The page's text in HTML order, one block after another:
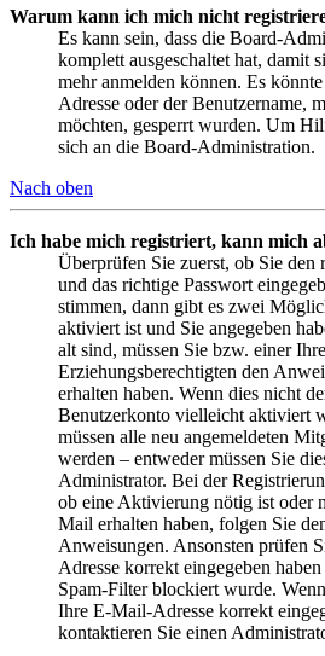
Warum kann ich mich nicht
Es kann sein, dass die Board-
komplett ausgeschaltet hat, damit
mehr anmelden können. Es
Adresse oder der Benutzername,
möchten, gesperrt wurden. Um
sich an die Board-Administration.
Nach oben
Ich habe mich registriert, kann mich
Überprüfen Sie zuerst, ob Sie den
und das richtige Passwort
stimmen, dann gibt es zwei
aktiviert ist und Sie angegeben
alt sind, müssen Sie bzw. einer
Erziehungsberechtigten den
erhalten haben. Wenn dies nicht
Benutzerkonto vielleicht aktiviert
müssen alle neu angemeldeten
werden – entweder müssen Sie
Administrator. Bei der
ob eine Aktivierung nötig ist oder
Mail erhalten haben, folgen Sie
Anweisungen. Ansonsten prüfen
Adresse korrekt eingegeben
Spam-Filter blockiert wurde.
Ihre E-Mail-Adresse korrekt
kontaktieren Sie einen